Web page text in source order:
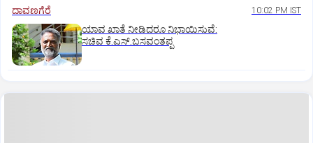
ದಾವಣಗೆರೆ 10:02 PM IST
ಯಾವ ಖಾತೆ ನೀಡಿದರೂ ನಿಭಾಯಿಸುವೆ:
ಸಚಿವ ಕೆ.ಎಸ್.ಬಸವಂತಪ್ಪ